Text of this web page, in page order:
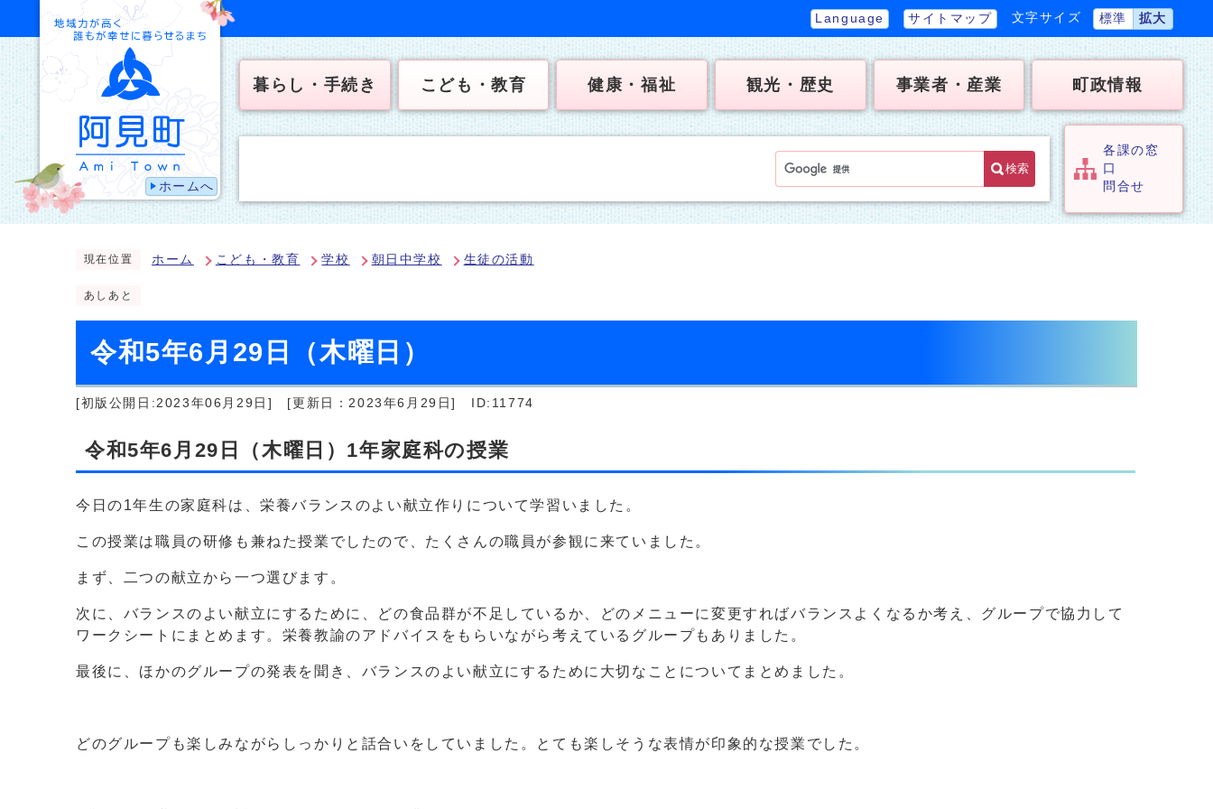
ホームへ
Language サイトマップ 文字サイズ 標準 拡大
暮らし・手続き こども・教育 健康・福祉 観光・歴史 事業者・産業 町政情報
検索
各課の窓
口
問合せ
現在位置 ホーム こども・教育 学校 朝日中学校 生徒の活動
あしあと
令和5年6月29日（木曜日）
[初版公開日:2023年06月29日] [更新日：2023年6月29日] ID:11774
令和5年6月29日（木曜日）1年家庭科の授業
今日の1年生の家庭科は、栄養バランスのよい献立作りについて学習いました。
この授業は職員の研修も兼ねた授業でしたので、たくさんの職員が参観に来ていました。
まず、二つの献立から一つ選びます。
次に、バランスのよい献立にするために、どの食品群が不足しているか、どのメニューに変更すればバランスよくなるか考え、グループで協力して
ワークシートにまとめます。栄養教諭のアドバイスをもらいながら考えているグループもありました。
最後に、ほかのグループの発表を聞き、バランスのよい献立にするために大切なことについてまとめました。
どのグループも楽しみながらしっかりと話合いをしていました。とても楽しそうな表情が印象的な授業でした。